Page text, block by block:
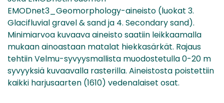
EMODnet3_Geomorphology-aineisto (luokat 3.
Glacifluvial gravel & sand ja 4. Secondary sand).
Minimiarvoa kuvaava aineisto saatiin leikkaamalla
mukaan ainoastaan matalat hiekkasärkät. Rajaus
tehtiin Velmu-syvyysmallista muodostetulla 0-20 m
syvyyksiä kuvaavalla rasterilla. Aineistosta poistettiin
kaikki harjusaarten (1610) vedenalaiset osat.